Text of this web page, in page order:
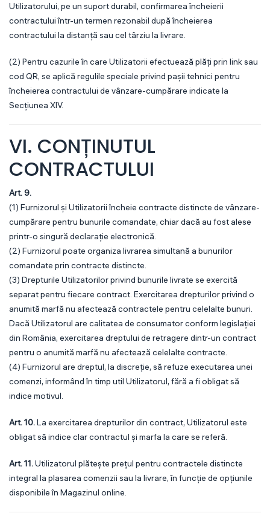
Utilizatorului, pe un suport durabil, confirmarea încheierii
contractului într-un termen rezonabil după încheierea
contractului la distanță sau cel târziu la livrare.
(2) Pentru cazurile în care Utilizatorii efectuează plăți prin link sau
cod QR, se aplică regulile speciale privind pașii tehnici pentru
încheierea contractului de vânzare-cumpărare indicate la
Secțiunea XIV.
VI. CONȚINUTUL
CONTRACTULUI
Art. 9.
(1) Furnizorul și Utilizatorii încheie contracte distincte de vânzare-
cumpărare pentru bunurile comandate, chiar dacă au fost alese
printr-o singură declarație electronică.
(2) Furnizorul poate organiza livrarea simultană a bunurilor
comandate prin contracte distincte.
(3) Drepturile Utilizatorilor privind bunurile livrate se exercită
separat pentru fiecare contract. Exercitarea drepturilor privind o
anumită marfă nu afectează contractele pentru celelalte bunuri.
Dacă Utilizatorul are calitatea de consumator conform legislației
din România, exercitarea dreptului de retragere dintr-un contract
pentru o anumită marfă nu afectează celelalte contracte.
(4) Furnizorul are dreptul, la discreție, să refuze executarea unei
comenzi, informând în timp util Utilizatorul, fără a fi obligat să
indice motivul.
Art. 10.La exercitarea drepturilor din contract, Utilizatorul este
obligat să indice clar contractul și marfa la care se referă.
Art. 11.Utilizatorul plătește prețul pentru contractele distincte
integral la plasarea comenzii sau la livrare, în funcție de opțiunile
disponibile în Magazinul online.